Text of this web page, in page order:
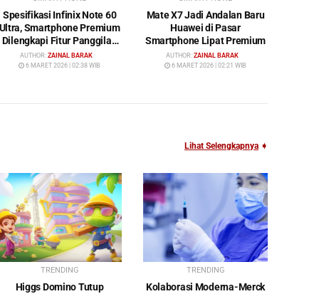
Spesifikasi Infinix Note 60
Ultra, Smartphone Premium
Dilengkapi Fitur Panggilan
Satelit
AUTHOR: ZAINAL BARAK
6 MARET 2026 | 02:38 WIB
Mate X7 Jadi Andalan Baru
Huawei di Pasar
Smartphone Lipat Premium
AUTHOR: ZAINAL BARAK
6 MARET 2026 | 02:21 WIB
Lihat Selengkapnya ➧
TRENDING
Higgs Domino Tutup
TRENDING
Kolaborasi Moderna-Merck